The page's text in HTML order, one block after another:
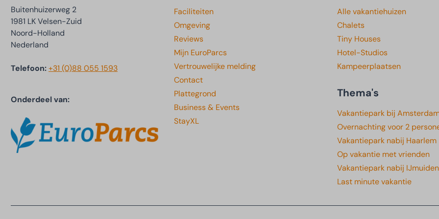
Buitenhuizerweg 2
1981 LK Velsen-Zuid
Noord-Holland
Nederland
Telefoon:+31 (0)88 055 1593
Onderdeel van:
Faciliteiten
Omgeving
Reviews
Mijn EuroParcs
Vertrouwelijke melding
Contact
Plattegrond
Business & Events
StayXL
Alle vakantiehuizen
Chalets
Tiny Houses
Hotel-Studios
Kampeerplaatsen
Thema's
Vakantiepark bij
Overnachting voor 2
Vakantiepark nabij Haarlem
Op vakantie met vrienden
Vakantiepark nabij IJmuiden
Last minute vakantie